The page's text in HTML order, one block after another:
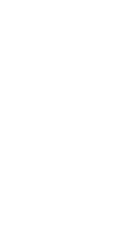
il nostro portfolio completo.
un nostro referente.